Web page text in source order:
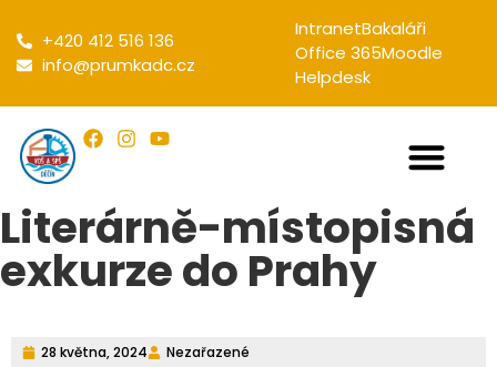
+420 412 516 136
info@prumkadc.cz
IntranetBakaláři
Office 365Moodle
Helpdesk
Literárně-místopisná
exkurze do Prahy
28 května, 2024 Nezařazené